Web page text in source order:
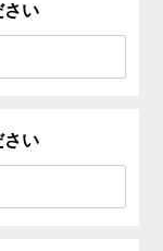
さい
さい